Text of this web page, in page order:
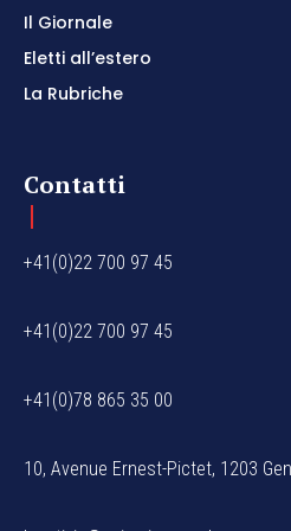
Il Giornale
Eletti all’estero
La Rubriche
Contatti
+41(0)22 700 97 45
+41(0)22 700 97 45
+41(0)78 865 35 00
10, Avenue Ernest-Pictet, 1203